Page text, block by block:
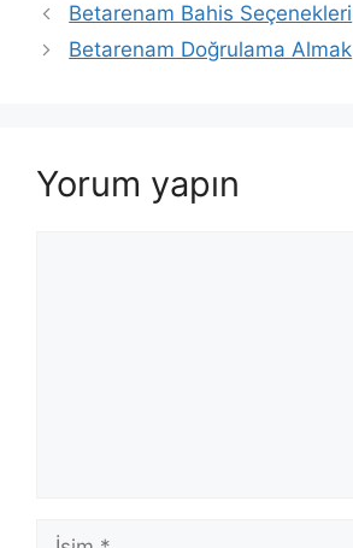
Betarenam Bahis Seçenekleri
Betarenam Doğrulama Almak
Yorum yapın
İsim